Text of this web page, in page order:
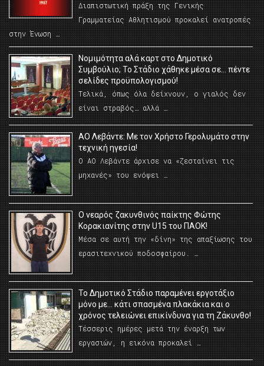
Διαπιστωτική πράξη της Γενικής
Γραμματείας Αθλητισμού προκαλεί ανατροπές
στην Ένωση …
Νομιμότητα αλά καρτ στο Δημοτικό
Συμβούλιο; Το Στάδιο χάθηκε μέσα σε… πέντε
σελίδες προϋπολογισμού!
Τελικά, όπως όλα δείχνουν, ο γιαλός δεν
είναι στραβός… αλλά …
ΑΟ Λεβάντε: Με τον Χρήστο Γερολυμάτο στην
τεχνική ηγεσία!
Ο ΑΟ Λεβάντε άρχισε να «ζεσταίνει τις
μηχανές» του ενόψει …
O νεαρός ζακυνθινός παίκτης Φώτης
Κορακιανίτης στην U15 του ΠΑΟΚ!
Μέσα σε αυτή την «δίνη» της απαξίωσης του
ερασιτεχνικού ποδοσφαίρου. …
Το Δημοτικό Στάδιο παραμένει εργοτάξιο
μόνο με… κάτι σπασμένα πλακάκια και ο
χρόνος τελειώνει επικίνδυνα για τη Ζάκυνθο!
Τέσσερις ημέρες μετά την έναρξη των
εργασιών, η εικόνα προκαλεί …